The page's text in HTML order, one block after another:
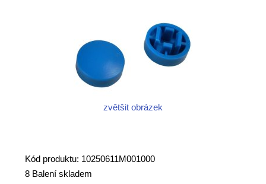
zvětšit obrázek
Kód produktu: 10250611M001000
8 Balení skladem